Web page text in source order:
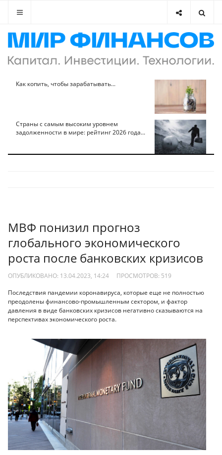
Как копить, чтобы зарабатывать...
Страны с самым высоким уровнем
задолженности в мире: рейтинг 2026 года...
МВФ понизил прогноз
глобального экономического
роста после банковских кризисов
ОПУБЛИКОВАНО: 13.04.2023, 14:24 ПРОСМОТРОВ: 519
Последствия пандемии коронавируса, которые еще не полностью
преодолены финансово-промышленным сектором, и фактор
давления в виде банковских кризисов негативно сказываются на
перспективах экономического роста.